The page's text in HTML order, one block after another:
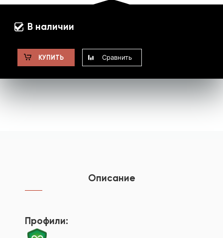
В наличии
КУПИТЬ Сравнить
Описание
Профили: